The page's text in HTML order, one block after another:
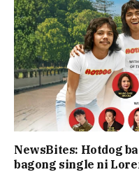
NewsBites: Hotdog
bagong single ni